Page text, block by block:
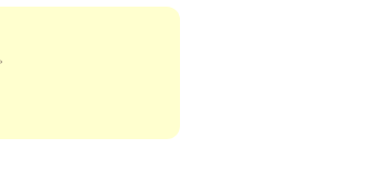
おります！ 雑費等、経